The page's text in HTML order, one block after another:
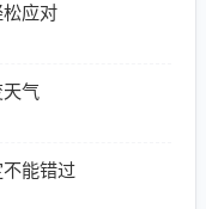
应对
气
能错过